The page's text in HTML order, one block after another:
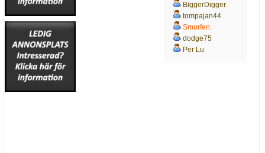
BiggerDigger
tompajan44
Smurfen.
dodge75
Per Lu